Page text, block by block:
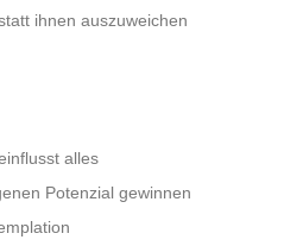
ihnen auszuweichen
alles
Potenzial gewinnen